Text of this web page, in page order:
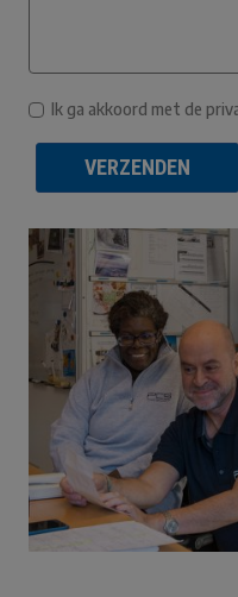
Ik ga akkoord met de
VERZENDEN